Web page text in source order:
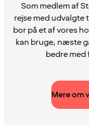
Som medlem af
rejse med udvalgte
bor på et af vores
kan bruge, næste
bedre
Mere om